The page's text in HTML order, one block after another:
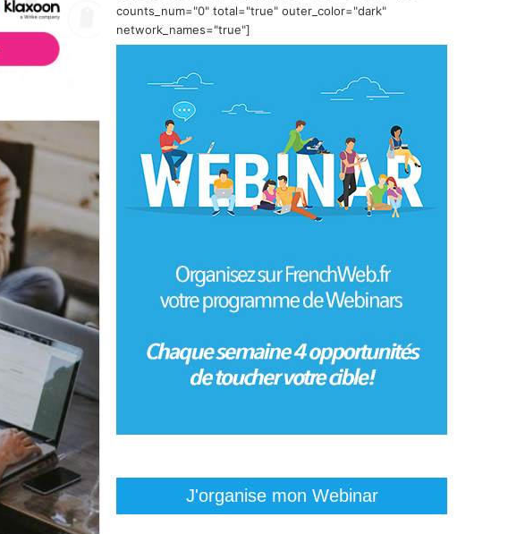
counts_num="0" total="true" outer_color="dark"
network_names="true"]
J'organise mon Webinar